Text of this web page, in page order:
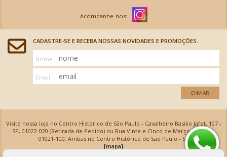
CADASTRE-SE E RECEBA NOSSAS NOVIDADES E PROMOÇÕES.
Nome
Email
ENVIAR
Visite nossa loja no Centro Histórico de São Paulo - Cavalheiro Basílio Jafet, 107 -
SP, 01022-020 (Retirada de Pedido) ou Rua Vinte e Cinco de Março, 576 - SP,
01021-100, Ambas no Centro Histórico de São Paulo - SP
[mapa]